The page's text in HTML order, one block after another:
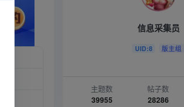
信息采集员
UID:8 版主组
主题数
39955
帖子数
28286